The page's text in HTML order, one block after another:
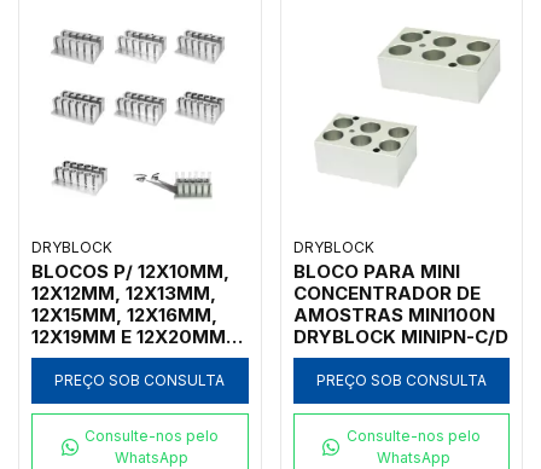
DRYBLOCK
BLOCOS P/ 12X10MM,
12X12MM, 12X13MM,
12X15MM, 12X16MM,
12X19MM E 12X20MM
P/ CONCENTRADOR
AMOSTRAS NK200-1B
PREÇO SOB CONSULTA
Consulte-nos pelo
WhatsApp
DRYBLOCK
BLOCO PARA MINI
CONCENTRADOR DE
AMOSTRAS MINI100N
DRYBLOCK MINIPN-C/D
PREÇO SOB CONSULTA
Consulte-nos pelo
WhatsApp